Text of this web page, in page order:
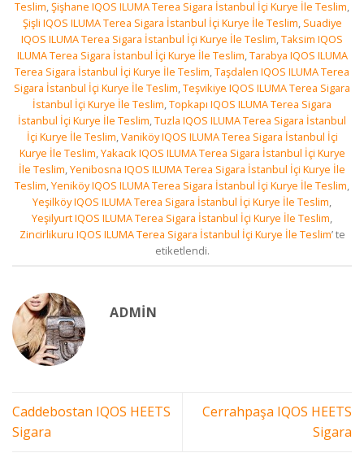
Teslim,Şişhane IQOS ILUMA Terea Sigara İstanbul İçi Kurye İle Teslim,
Şişli IQOS ILUMA Terea Sigara İstanbul İçi Kurye İle Teslim, Suadiye
IQOS ILUMA Terea Sigara İstanbul İçi Kurye İle Teslim,Taksim IQOS
ILUMA Terea Sigara İstanbul İçi Kurye İle Teslim,Tarabya IQOS ILUMA
Terea Sigara İstanbul İçi Kurye İle Teslim,Taşdalen IQOS ILUMA Terea
Sigara İstanbul İçi Kurye İle Teslim,Teşvikiye IQOS ILUMA Terea Sigara
İstanbul İçi Kurye İle Teslim,Topkapı IQOS ILUMA Terea Sigara
İstanbul İçi Kurye İle Teslim,Tuzla IQOS ILUMA Terea Sigara İstanbul
İçi Kurye İle Teslim,Vaniköy IQOS ILUMA Terea Sigara İstanbul İçi
Kurye İle Teslim,Yakacık IQOS ILUMA Terea Sigara İstanbul İçi Kurye
İle Teslim,Yenibosna IQOS ILUMA Terea Sigara İstanbul İçi Kurye İle
Teslim,Yeniköy IQOS ILUMA Terea Sigara İstanbul İçi Kurye İle Teslim,
Yeşilköy IQOS ILUMA Terea Sigara İstanbul İçi Kurye İle Teslim,
Yeşilyurt IQOS ILUMA Terea Sigara İstanbul İçi Kurye İle Teslim,
Zincirlikuru IQOS ILUMA Terea Sigara İstanbul İçi Kurye İle Teslim’ te
etiketlendi.
ADMIN
Caddebostan IQOS HEETS
Sigara
Cerrahpaşa IQOS HEETS
Sigara